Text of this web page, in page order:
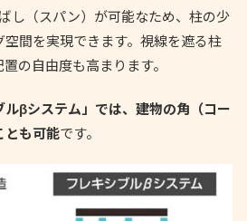
し（スパン）が可能なため、柱の少
間を実現できます。視線を遮る柱
の自由度も高まります。
βシステム」では、建物の角（コー
とも可能です。